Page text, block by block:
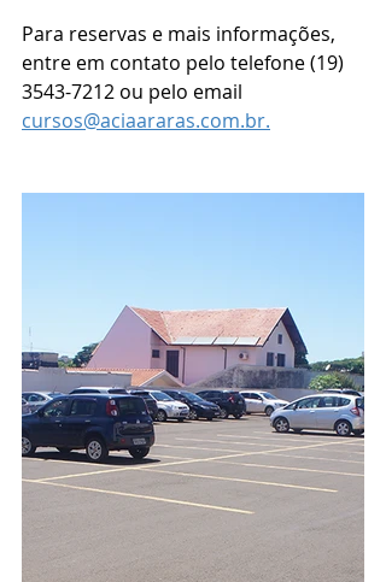
Para reservas e mais informações,
entre em contato pelo telefone (19)
3543-7212 ou pelo email
cursos@aciaararas.com.br.